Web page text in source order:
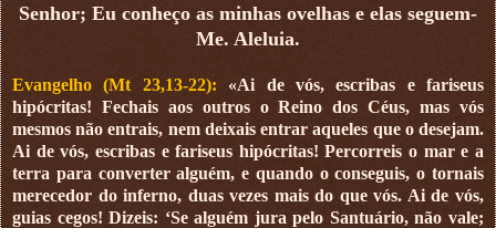
Senhor; Eu conheço as minhas ovelhas e elas seguem-
Me. Aleluia.
Evangelho (Mt 23,13-22): «Ai de vós, escribas e fariseus
hipócritas! Fechais aos outros o Reino dos Céus, mas vós
mesmos não entrais, nem deixais entrar aqueles que o desejam.
Ai de vós, escribas e fariseus hipócritas! Percorreis o mar e a
terra para converter alguém, e quando o conseguis, o tornais
merecedor do inferno, duas vezes mais do que vós. Ai de vós,
guias cegos! Dizeis: ‘Se alguém jura pelo Santuário, não vale;